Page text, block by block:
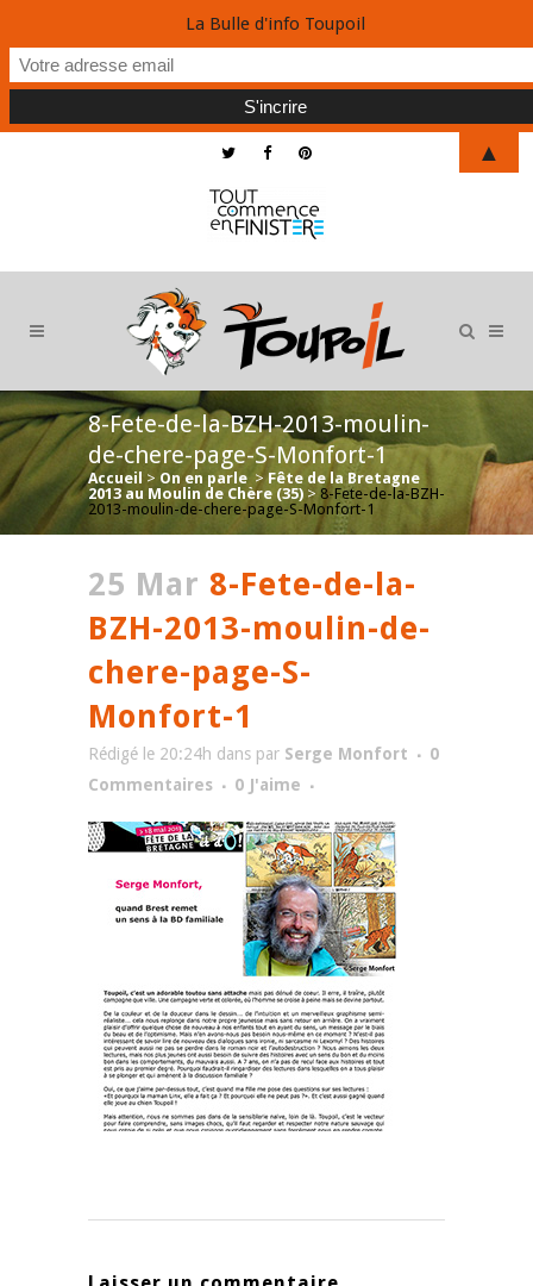
8-Fete-de-la-BZH-2013-moulin-
de-chere-page-S-Monfort-1
Accueil > On en parle >Fête de la Bretagne
2013 au Moulin de Chère (35) > 8-Fete-de-la-BZH-
2013-moulin-de-chere-page-S-Monfort-1
25 Mar 8-Fete-de-la-
BZH-2013-moulin-de-
chere-page-S-
Monfort-1
Rédigé le 20:24h dans par Serge Monfort
0
Commentaires
0 J'aime
La Bulle d'info Toupoil
▲